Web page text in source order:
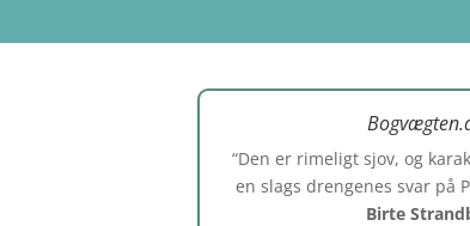
“Den er rimeligt sjov, og
en slags drengenes svar på
Birte